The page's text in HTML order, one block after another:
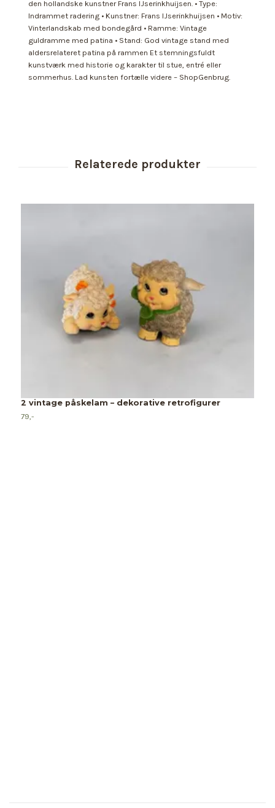
den hollandske kunstner Frans IJserinkhuijsen. • Type:
Indrammet radering • Kunstner: Frans IJserinkhuijsen • Motiv:
Vinterlandskab med bondegård • Ramme: Vintage
guldramme med patina • Stand: God vintage stand med
aldersrelateret patina på rammen Et stemningsfuldt
kunstværk med historie og karakter til stue, entré eller
sommerhus. Lad kunsten fortælle videre – ShopGenbrug.
2 vintage påskelam – dekorative retrofigurer
79,-